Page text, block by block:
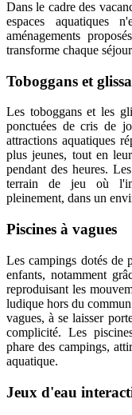
Dans le cadre des
espaces aquatiques
aménagements
transforme chaque
Toboggans et
Les toboggans et les
ponctuées de cris de
attractions aquatiques
plus jeunes, tout en
pendant des heures.
terrain de jeu où
pleinement, dans un
Piscines à vagues
Les campings dotés de
enfants, notamment
reproduisant les
ludique hors du
vagues, à se laisser
complicité. Les
phare des campings,
aquatique.
Jeux d'eau